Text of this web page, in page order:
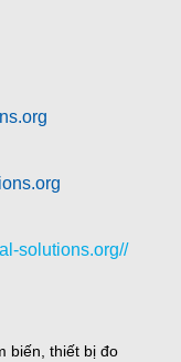
solutions.org//
biến, thiết bị đo